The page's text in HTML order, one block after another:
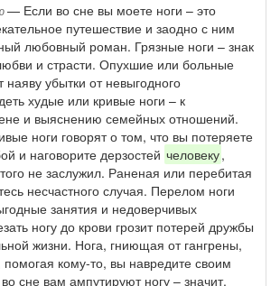
— Если во сне вы моете ноги – это
путешествие и заодно с ним
любовный роман. Грязные ноги – знак
и страсти. Опухшие или больные
убытки от невыгодного
худые или кривые ноги – к
и выяснению семейных отношений.
ноги говорят о том, что вы потеряете
и наговорите дерзостей человеку,
не заслужил. Раненая или перебитая
несчастного случая. Перелом ноги
занятия и недоверчивых
ногу до крови грозит потерей дружбы
жизни. Нога, гниющая от гангрены,
кому-то, вы навредите своим
сне вам ампутируют ногу – значит,